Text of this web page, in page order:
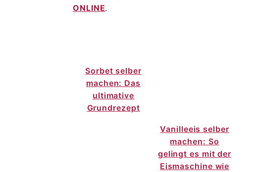
ONLINE.
Sorbet selber
machen: Das
ultimative
Grundrezept
Vanilleeis selber
machen: So
gelingt es mit der
Eismaschine wie